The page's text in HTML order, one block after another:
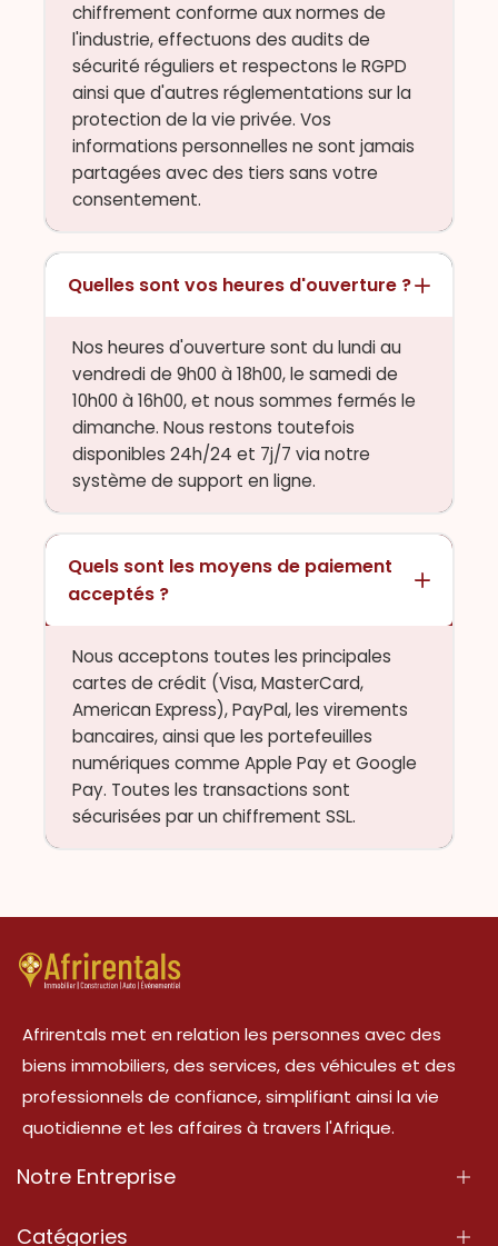
chiffrement conforme aux normes de
l'industrie, effectuons des audits de
sécurité réguliers et respectons le RGPD
ainsi que d'autres réglementations sur la
protection de la vie privée. Vos
informations personnelles ne sont jamais
partagées avec des tiers sans votre
consentement.
Quelles sont vos heures d'ouverture ?
Nos heures d'ouverture sont du lundi au
vendredi de 9h00 à 18h00, le samedi de
10h00 à 16h00, et nous sommes fermés le
dimanche. Nous restons toutefois
disponibles 24h/24 et 7j/7 via notre
système de support en ligne.
Quels sont les moyens de paiement
acceptés ?
Nous acceptons toutes les principales
cartes de crédit (Visa, MasterCard,
American Express), PayPal, les virements
bancaires, ainsi que les portefeuilles
numériques comme Apple Pay et Google
Pay. Toutes les transactions sont
sécurisées par un chiffrement SSL.
Afrirentals met en relation les personnes avec des
biens immobiliers, des services, des véhicules et des
professionnels de confiance, simplifiant ainsi la vie
quotidienne et les affaires à travers l'Afrique.
Notre Entreprise
À Propos
Catégories